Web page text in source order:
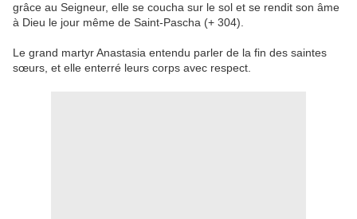
grâce au Seigneur, elle se coucha sur le sol et se rendit son âme
à Dieu le jour même de Saint-Pascha (+ 304)
Le grand martyrAnastasia entendu parler de la fin des saintes
sœurs et elle enterré leurs corps avec respect